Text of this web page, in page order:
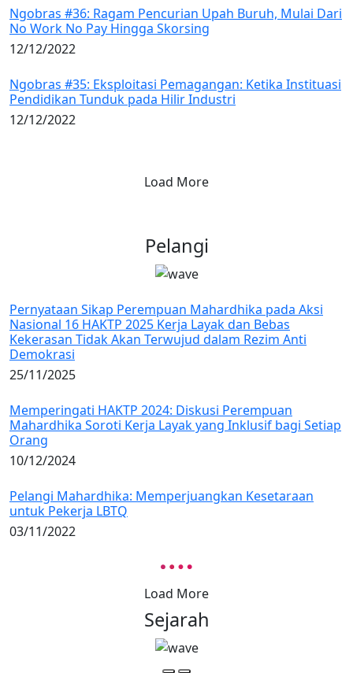
Ngobras #36: Ragam Pencurian Upah Buruh, Mulai Dari
No Work No Pay Hingga Skorsing
12/12/2022
Ngobras #35: Eksploitasi Pemagangan: Ketika Instituasi
Pendidikan Tunduk pada Hilir Industri
12/12/2022
Load More
Pelangi
Pernyataan Sikap Perempuan Mahardhika pada Aksi
Nasional 16 HAKTP 2025 Kerja Layak dan Bebas
Kekerasan Tidak Akan Terwujud dalam Rezim Anti
Demokrasi
25/11/2025
Memperingati HAKTP 2024: Diskusi Perempuan
Mahardhika Soroti Kerja Layak yang Inklusif bagi Setiap
Orang
10/12/2024
Pelangi Mahardhika: Memperjuangkan Kesetaraan
untuk Pekerja LBTQ
03/11/2022
Load More
Sejarah